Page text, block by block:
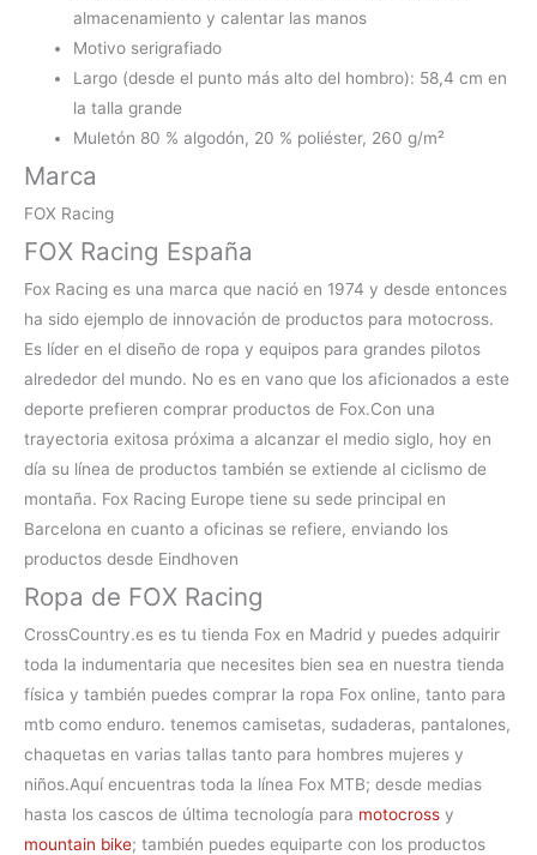
almacenamiento y calentar las manos
Motivo serigrafiado
Largo (desde el punto más alto del hombro): 58,4 cm en
la talla grande
Muletón 80 % algodón, 20 % poliéster, 260 g/m²
Marca
FOX Racing
FOX Racing España
Fox Racing es una marca que nació en 1974 y desde entonces
ha sido ejemplo de innovación de productos para motocross.
Es líder en el diseño de ropa y equipos para grandes pilotos
alrededor del mundo. No es en vano que los aficionados a este
deporte prefieren comprar productos de Fox.Con una
trayectoria exitosa próxima a alcanzar el medio siglo, hoy en
día su línea de productos también se extiende al ciclismo de
montaña. Fox Racing Europe tiene su sede principal en
Barcelona en cuanto a oficinas se refiere, enviando los
productos desde Eindhoven
Ropa de FOX Racing
CrossCountry.es es tu tienda Fox en Madrid y puedes adquirir
toda la indumentaria que necesites bien sea en nuestra tienda
física y también puedes comprar la ropa Fox online, tanto para
mtb como enduro. tenemos camisetas, sudaderas, pantalones,
chaquetas en varias tallas tanto para hombres mujeres y
niños.Aquí encuentras toda la línea Fox MTB; desde medias
hasta los cascos de última tecnología para motocross y
mountain bike; también puedes equiparte con los productos